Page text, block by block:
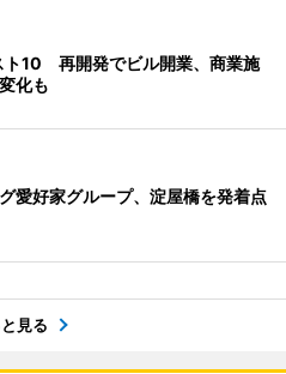
ト10 再開発でビル開業、商業施
化も
愛好家グループ、淀屋橋を発着点
見る